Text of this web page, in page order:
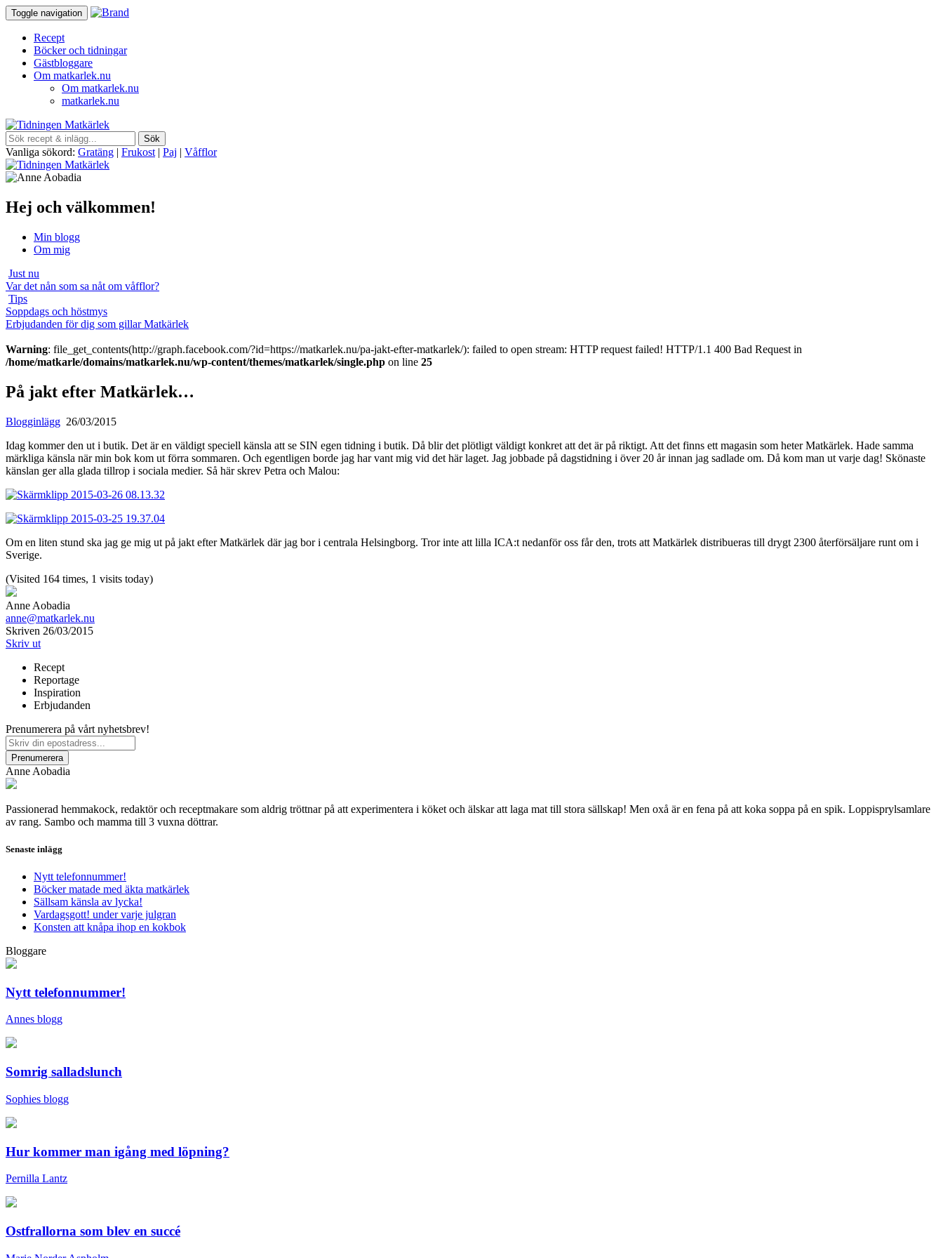
Toggle navigation
Recept
Böcker och tidningar
Gästbloggare
Om matkarlek.nu
Om matkarlek.nu
matkarlek.nu
Vanliga sökord: Gratäng | Frukost | Paj | Våfflor
Hej och välkommen!
Min blogg
Om mig
Just nu
Var det nån som sa nåt om våfflor?
Tips
Soppdags och höstmys
Erbjudanden för dig som gillar Matkärlek
Warning: file_get_contents(http://graph.facebook.com/?id=https://matkarlek.nu/pa-jakt-efter-matkarlek/): failed to open stream: HTTP request failed! HTTP/1.1 400 Bad Request in
/home/matkarle/domains/matkarlek.nu/wp-content/themes/matkarlek/single.php on line 25
På jakt efter Matkärlek…
Blogginlägg 26/03/2015
Idag kommer den ut i butik. Det är en väldigt speciell känsla att se SIN egen tidning i butik. Då blir det plötligt väldigt konkret att det är på riktigt. Att det finns ett magasin som heter Matkärlek. Hade samma
märkliga känsla när min bok kom ut förra sommaren. Och egentligen borde jag har vant mig vid det här laget. Jag jobbade på dagstidning i över 20 år innan jag sadlade om. Då kom man ut varje dag! Skönaste
känslan ger alla glada tillrop i sociala medier. Så här skrev Petra och Malou:
Om en liten stund ska jag ge mig ut på jakt efter Matkärlek där jag bor i centrala Helsingborg. Tror inte att lilla ICA:t nedanför oss får den, trots att Matkärlek distribueras till drygt 2300 återförsäljare runt om i
Sverige.
(Visited 164 times, 1 visits today)
Anne Aobadia
anne@matkarlek.nu
Skriven 26/03/2015
Skriv ut
Recept
Reportage
Inspiration
Erbjudanden
Prenumerera på vårt nyhetsbrev!
Anne Aobadia
Passionerad hemmakock, redaktör och receptmakare som aldrig tröttnar på att experimentera i köket och älskar att laga mat till stora sällskap! Men oxå är en fena på att koka soppa på en spik. Loppisprylsamlare
av rang. Sambo och mamma till 3 vuxna döttrar.
Senaste inlägg
Nytt telefonnummer!
Böcker matade med äkta matkärlek
Sällsam känsla av lycka!
Vardagsgott! under varje julgran
Konsten att knåpa ihop en kokbok
Bloggare
Nytt telefonnummer!
Annes blogg
Somrig salladslunch
Sophies blogg
Hur kommer man igång med löpning?
Pernilla Lantz
Ostfrallorna som blev en succé